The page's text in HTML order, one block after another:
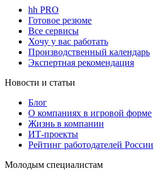
hh PRO
Готовое резюме
Все сервисы
Хочу у вас работать
Производственный календарь
Экспертная рекомендация
Новости и статьи
Блог
О компаниях в игровой форме
Жизнь в компании
ИТ-проекты
Рейтинг работодателей России
Молодым специалистам